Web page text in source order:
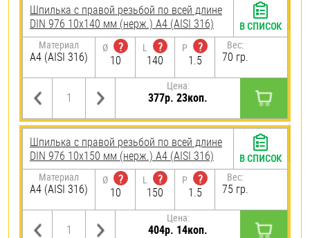
Шпилька с правой резьбой по всей длине
DIN 976 10х140 мм (нерж.) A4 (AISI 316)
Материал
A4 (AISI 316)
Ø
?
10
L
?
140
P
?
1.5
Вес:
70 гр.
Цена:
377р. 23коп.
В СПИСОК
Шпилька с правой резьбой по всей длине
DIN 976 10х150 мм (нерж.) A4 (AISI 316)
Материал
A4 (AISI 316)
Ø
?
10
L
?
150
P
?
1.5
Вес:
75 гр.
Цена:
404р. 14коп.
В СПИСОК